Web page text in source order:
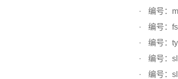
编号：
编号：
编号：
编号：
编号：